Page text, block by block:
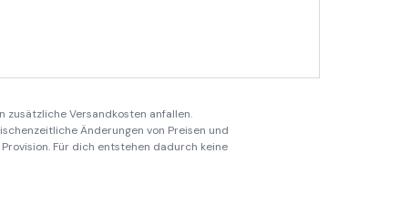
zusätzliche Versandkosten anfallen.
Änderungen von Preisen und
Für dich entstehen dadurch keine